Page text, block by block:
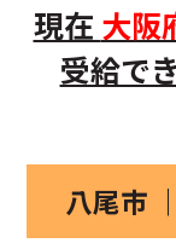
現在 大阪
受給で
八尾市